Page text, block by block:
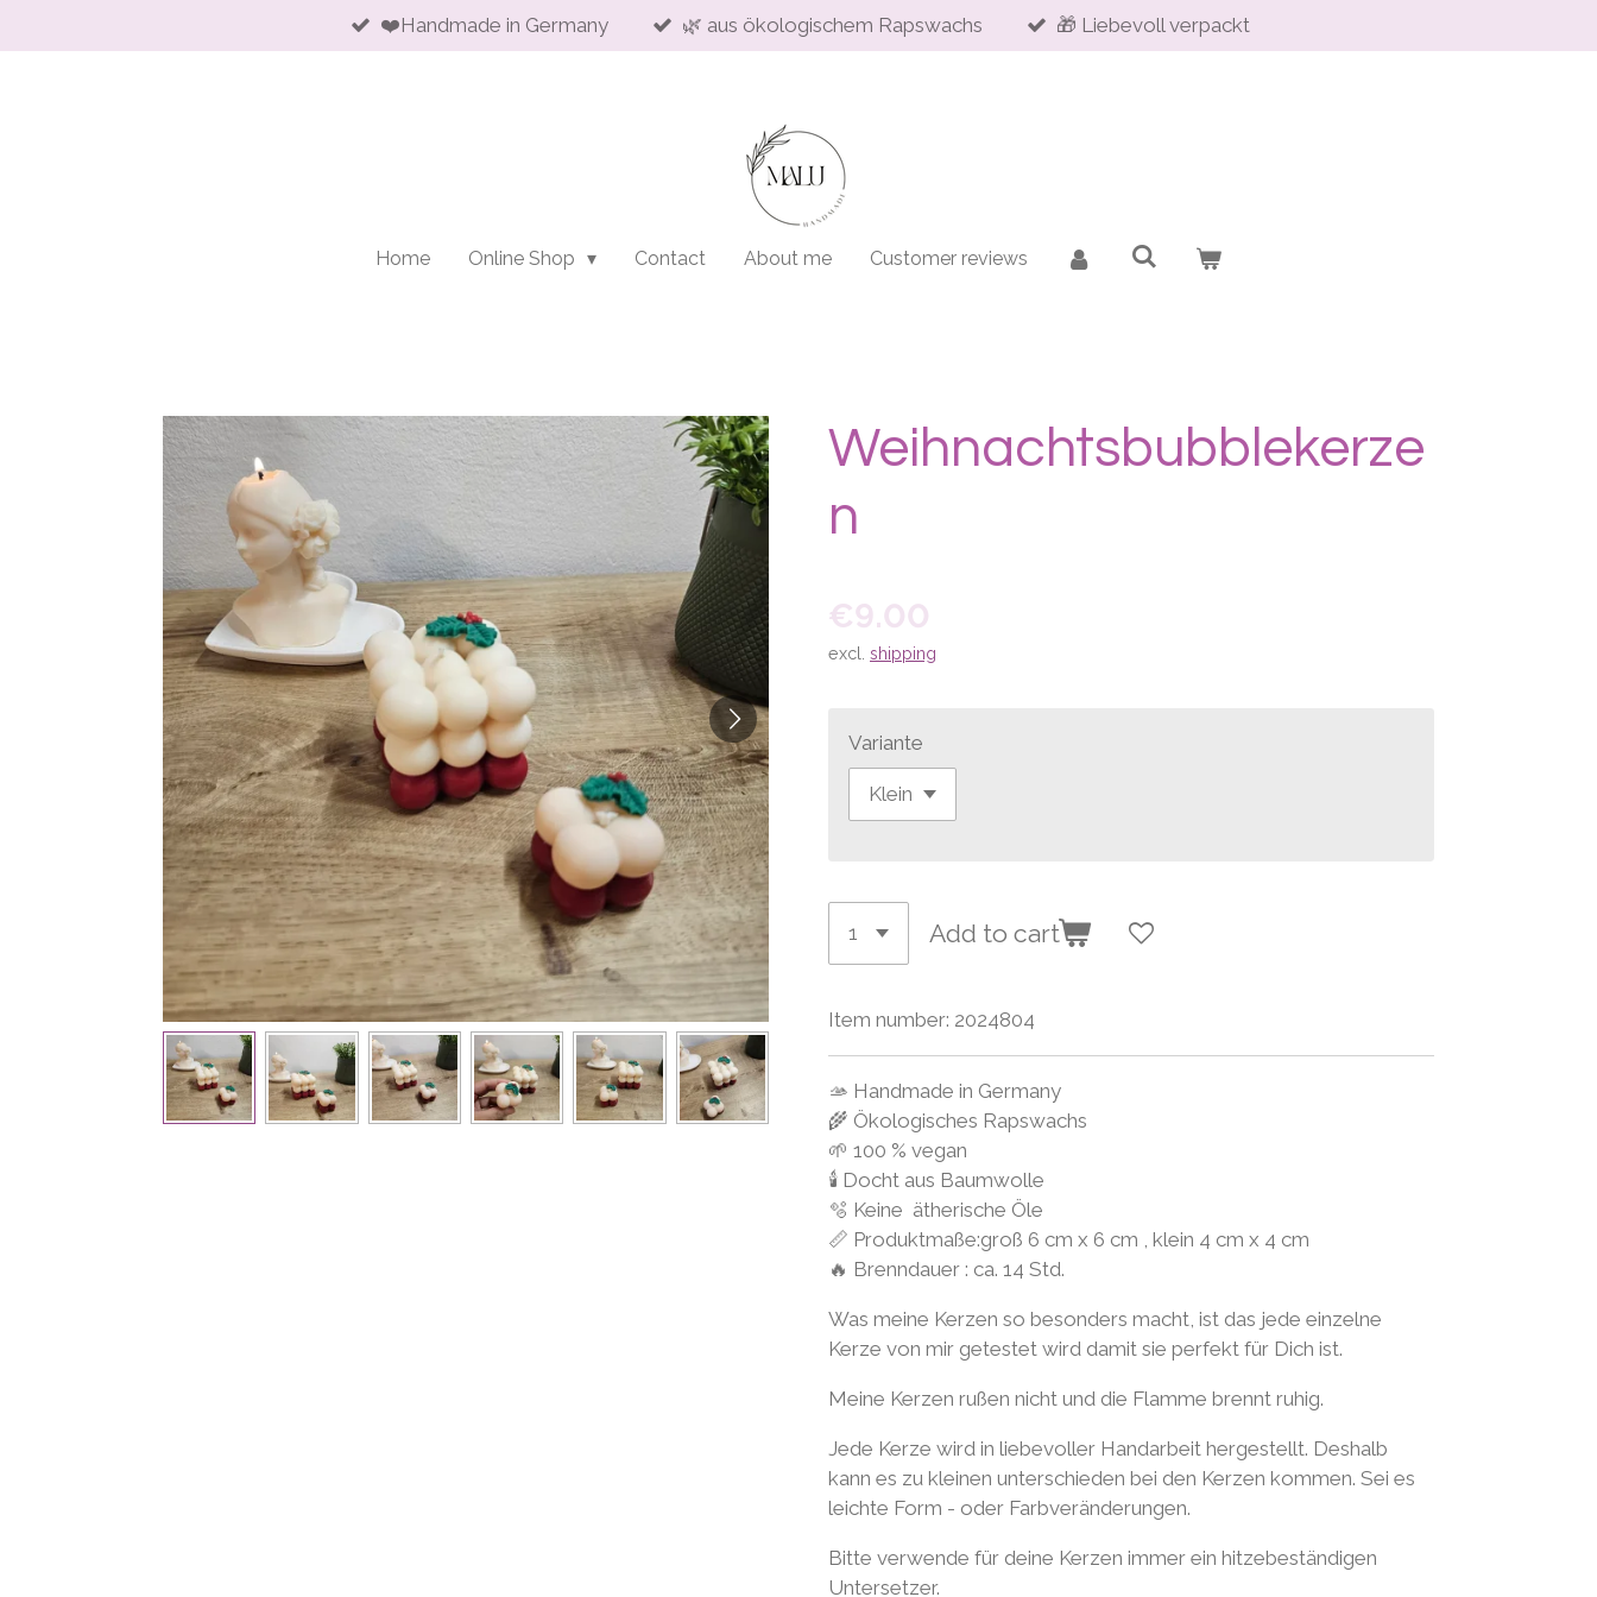
to
❤️Handmade in Germany 🌿 aus ökologischem Rapswachs 🎁 Liebevoll verpackt
Home Online Shop Contact About me Customer reviews
Weihnachtsbubblekerze
n
€9.00
excl. shipping
Variante
Add to cart
Item number: 2024804
🫴 Handmade in Germany
🌾 Ökologisches Rapswachs
🌱 100 % vegan
🕯 Docht aus Baumwolle
🫧 Keine ätherische Öle
📏 Produktmaße:groß 6 cm x 6 cm , klein 4 cm x 4 cm
🔥 Brenndauer : ca. 14 Std.
Was meine Kerzen so besonders macht, ist das jede einzelne
Kerze von mir getestet wird damit sie perfekt für Dich ist.
Meine Kerzen rußen nicht und die Flamme brennt ruhig.
Jede Kerze wird in liebevoller Handarbeit hergestellt. Deshalb
kann es zu kleinen unterschieden bei den Kerzen kommen. Sei es
leichte Form - oder Farbveränderungen.
Bitte verwende für deine Kerzen immer ein hitzebeständigen
Untersetzer.